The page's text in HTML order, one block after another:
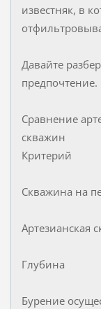
известняк, в
Давайте
предпочтение.
Сравнение
скважин
Критерий
Скважина на
Артезианская
Глубина
Бурение